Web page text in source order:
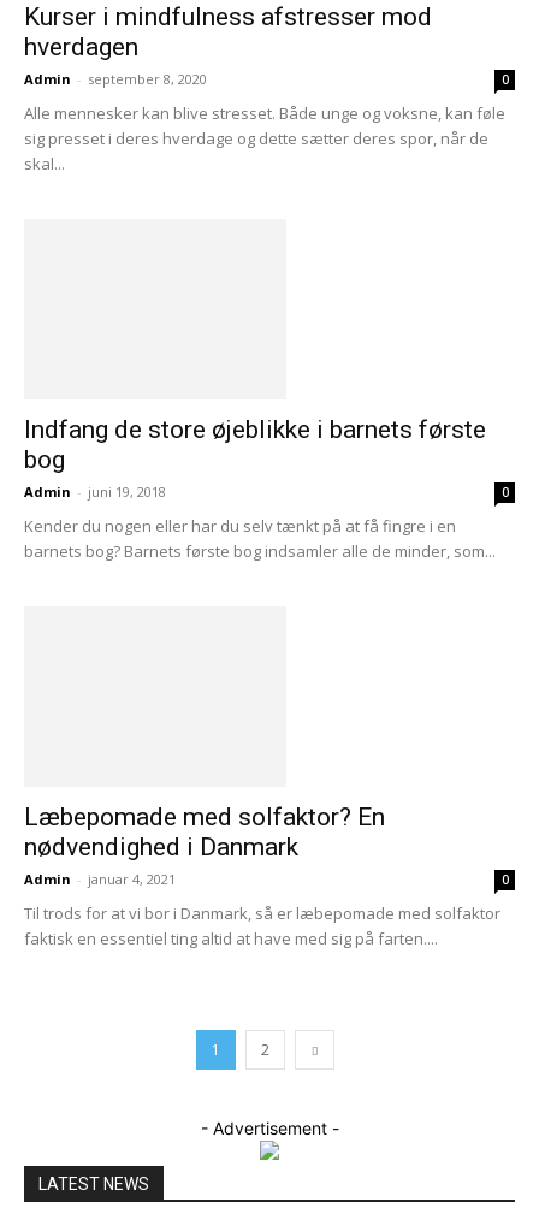
Kurser i mindfulness afstresser mod
hverdagen
Admin - september 8, 2020 0
Alle mennesker kan blive stresset. Både unge og voksne, kan føle
sig presset i deres hverdage og dette sætter deres spor, når de
skal...
Indfang de store øjeblikke i barnets første
bog
Admin - juni 19, 2018 0
Kender du nogen eller har du selv tænkt på at få fingre i en
barnets bog? Barnets første bog indsamler alle de minder, som...
Læbepomade med solfaktor? En
nødvendighed i Danmark
Admin - januar 4, 2021 0
Til trods for at vi bor i Danmark, så er læbepomade med solfaktor
faktisk en essentiel ting altid at have med sig på farten....
1 2
- Advertisement -
LATEST NEWS